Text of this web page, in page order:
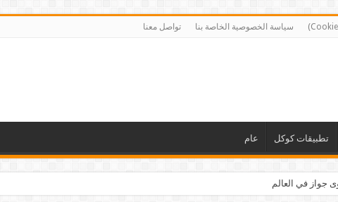
سياسة الخصوصية الخاصة بنا تواصل معنا
تطبيقات كوكل عام
جواز في العالم